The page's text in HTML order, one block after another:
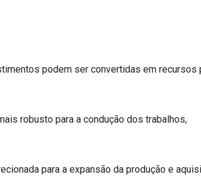
podem ser convertidas em recursos
robusto para a condução dos trabalhos,
para a expansão da produção e